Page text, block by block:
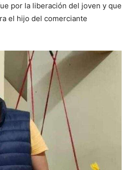
por la liberación del joven y que
el hijo del comerciante